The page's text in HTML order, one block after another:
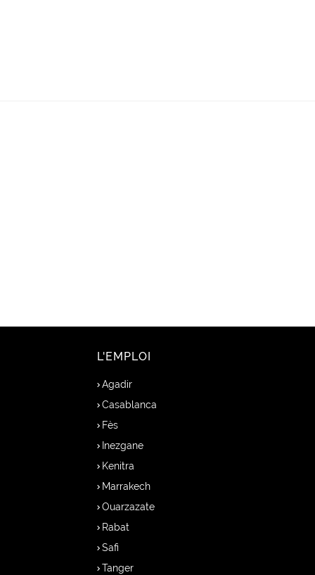
L'EMPLOI
Agadir
Casablanca
Fès
Inezgane
Kenitra
Marrakech
Ouarzazate
Rabat
Safi
Tanger